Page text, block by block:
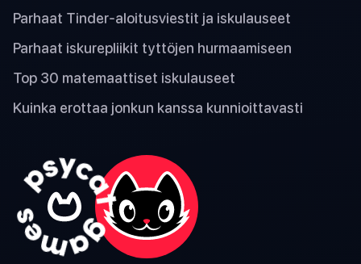
Parhaat Tinder-aloitusviestit ja iskulauseet
Parhaat iskurepliikit tyttöjen hurmaamiseen
Top 30 matemaattiset iskulauseet
Kuinka erottaa jonkun kanssa kunnioittavasti